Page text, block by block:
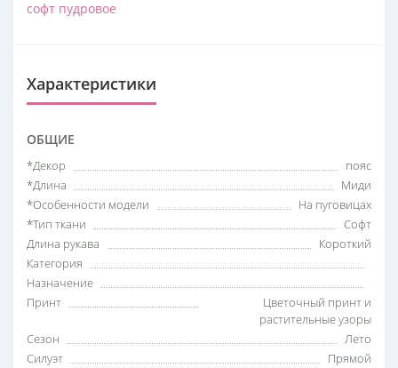
софт пудровое
Характеристики
ОБЩИЕ
*Декор
пояс
*Длина
Миди
*Особенности модели
На пуговицах
*Тип ткани
Софт
Длина рукава
Короткий
Категория
Назначение
Принт
Цветочный принт и
растительные узоры
Сезон
Лето
Силуэт
Прямой